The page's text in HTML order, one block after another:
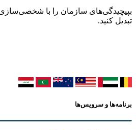
بپیچیدگی‌های سازمان را با
تبدیل کنید.
برنامه‌ها و سرویس‌ها